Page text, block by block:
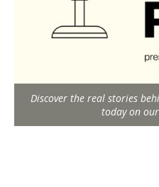
Discover the real stories
today on